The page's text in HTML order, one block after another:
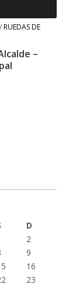
/RUEDAS DE
–
D
2
9
16
23